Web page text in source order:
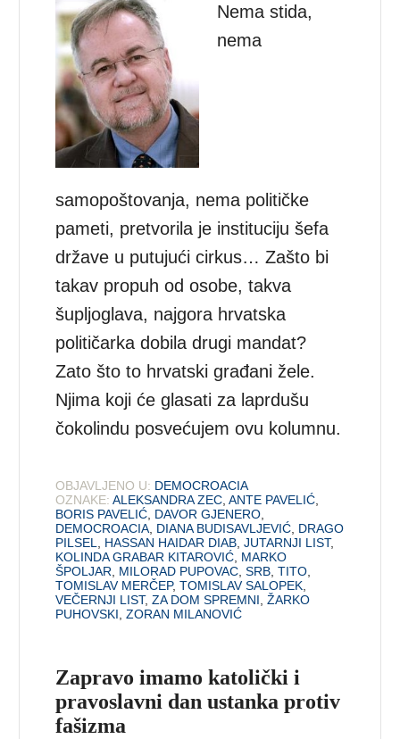
Nema stida,
nema
samopoštovanja, nema političke
pameti, pretvorila je instituciju šefa
države u putujući cirkus… Zašto bi
takav propuh od osobe, takva
šupljoglava, najgora hrvatska
političarka dobila drugi mandat?
Zato što to hrvatski građani žele.
Njima koji će glasati za laprdušu
čokolindu posvećujem ovu kolumnu.
OBJAVLJENO U: DEMOCROACIA
OZNAKE: ALEKSANDRA ZEC ,ANTE PAVELIĆ
BORIS PAVELIĆ DAVOR GJENERO
DEMOCROACIA DIANA BUDISAVLJEVIĆ DRAGO
PILSEL
HASSAN HAIDAR DIAB ,JUTARNJI LIST,
KOLINDA GRABAR KITAROVIĆ MARKO
ŠPOLJAR
MILORAD PUPOVAC ,SRB ,TITO
TOMISLAV MERČEP,TOMISLAV SALOPEK
VEČERNJI LIST,ZA DOM SPREMNI ,ŽARKO
PUHOVSKI ,ZORAN MILANOVIĆ
Zapravo imamo katolički i
pravoslavni dan ustanka protiv
fašizma